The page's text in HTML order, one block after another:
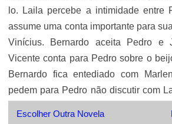
lo. Laila percebe a intimidade entre
assume uma conta importante para
Vinícius. Bernardo aceita Pedro e
Vicente conta para Pedro sobre o
Bernardo fica entediado com
pedem para Pedro não discutir com
Lígia vão ao almoço dos irmãos. Iara
Escolher Outra Novela